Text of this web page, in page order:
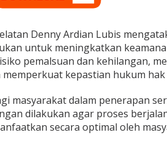
Denny Ardian Lubis
untuk meningkatkan
pemalsuan dan kehilangan,
kepastian hukum hak
masyarakat dalam penerapan
dilakukan agar proses
secara optimal oleh